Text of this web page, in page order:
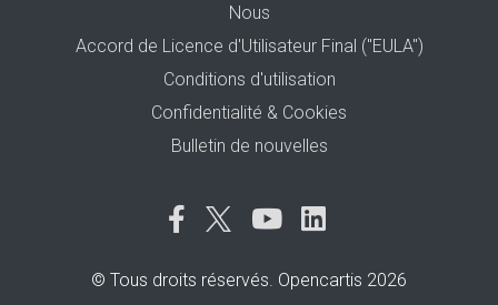
Nous
Accord de Licence d'Utilisateur Final ("EULA")
Conditions d'utilisation
Confidentialité & Cookies
Bulletin de nouvelles
© Tous droits réservés. Opencartis 2026